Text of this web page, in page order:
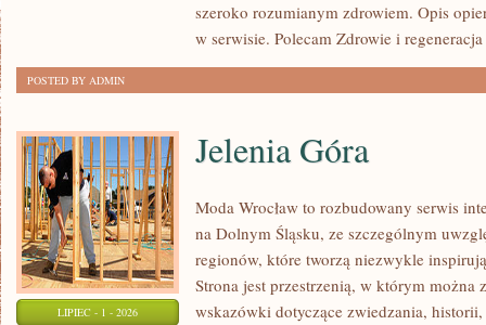
szeroko rozumianym zdrowiem. Opis
w serwisie. Polecam Zdrowie i
POSTED BY ADMIN
LIPIEC - 1 - 2026
Jelenia Góra
Moda Wrocław to rozbudowany serwis
na Dolnym Śląsku, ze szczególnym
regionów, które tworzą niezwykle
Strona jest przestrzenią, w którym można
wskazówki dotyczące zwiedzania,